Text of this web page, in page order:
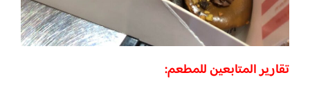
تقارير المتابعين للمطعم: